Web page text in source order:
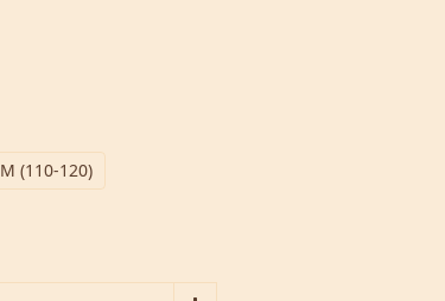
M (110-120)